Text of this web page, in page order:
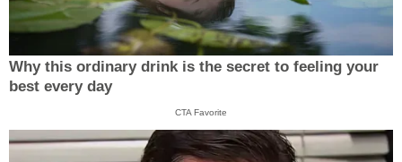
Why this ordinary drink is the secret to feeling your
best every day
CTA Favorite